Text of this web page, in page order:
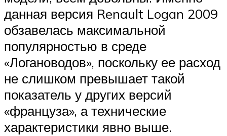
данная версия Renault Logan 2009
обзавелась максимальной
популярностью в среде
«Логановодов», поскольку ее расход
не слишком превышает такой
показатель у других версий
«француза», а технические
характеристики явно выше.